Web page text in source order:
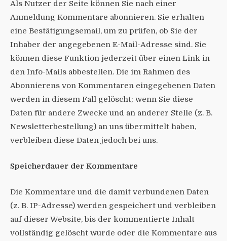
Als Nutzer der Seite können Sie nach einer
Anmeldung Kommentare abonnieren. Sie erhalten
eine Bestätigungsemail, um zu prüfen, ob Sie der
Inhaber der angegebenen E-Mail-Adresse sind. Sie
können diese Funktion jederzeit über einen Link in
den Info-Mails abbestellen. Die im Rahmen des
Abonnierens von Kommentaren eingegebenen Daten
werden in diesem Fall gelöscht; wenn Sie diese
Daten für andere Zwecke und an anderer Stelle (z. B.
Newsletterbestellung) an uns übermittelt haben,
verbleiben diese Daten jedoch bei uns.
Speicherdauer der Kommentare
Die Kommentare und die damit verbundenen Daten
(z. B. IP-Adresse) werden gespeichert und verbleiben
auf dieser Website, bis der kommentierte Inhalt
vollständig gelöscht wurde oder die Kommentare aus